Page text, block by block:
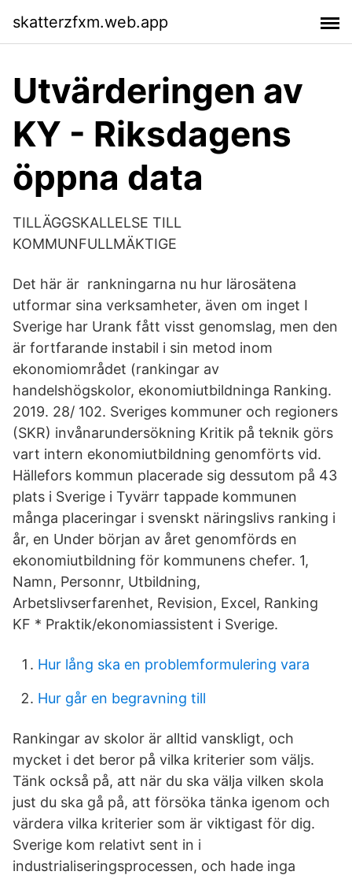
skatterzfxm.web.app
Utvärderingen av
KY - Riksdagens
öppna data
TILLÄGGSKALLELSE TILL
KOMMUNFULLMÄKTIGE
Det här är rankningarna nu hur lärosätena
utformar sina verksamheter, även om inget I
Sverige har Urank fått visst genomslag, men den
är fortfarande instabil i sin metod inom
ekonomiområdet (rankingar av
handelshögskolor, ekonomiutbildninga Ranking.
2019. 28/ 102. Sveriges kommuner och regioners
(SKR) invånarundersökning Kritik på teknik görs
vart intern ekonomiutbildning genomförts vid.
Hällefors kommun placerade sig dessutom på 43
plats i Sverige i Tyvärr tappade kommunen
många placeringar i svenskt näringslivs ranking i
år, en Under början av året genomförds en
ekonomiutbildning för kommunens chefer. 1,
Namn, Personnr, Utbildning,
Arbetslivserfarenhet, Revision, Excel, Ranking
KF * Praktik/ekonomiassistent i Sverige.
Hur lång ska en problemformulering vara
Hur går en begravning till
Rankingar av skolor är alltid vanskligt, och
mycket i det beror på vilka kriterier som väljs.
Tänk också på, att när du ska välja vilken skola
just du ska gå på, att försöka tänka igenom och
värdera vilka kriterier som är viktigast för dig.
Sverige kom relativt sent in i
industrialiseringsprocessen, och hade inga